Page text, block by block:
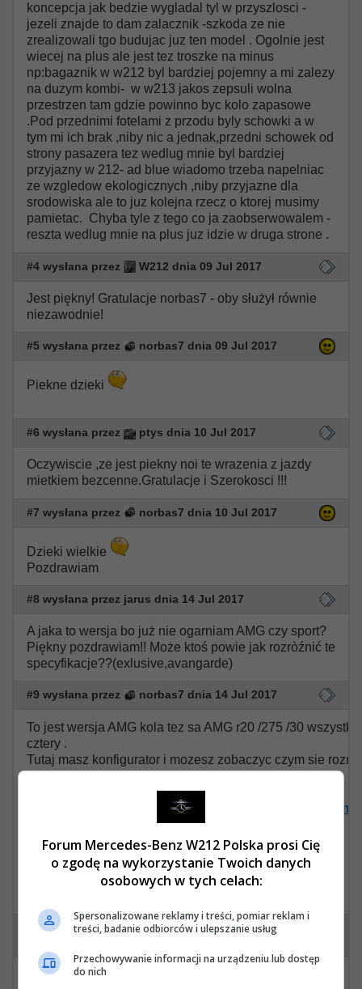
koncepcja jak bedzie wygladal tyl w przyszlosci -
jezeli znajde to dam zalacznik -szkoda ze nie
zrealizowali tgo budujac juz ten model . Ogolnie jest
wiecej na plus ale jest tez troszke na minus
np:bagaznik w w212 byl bardziej pojemny a mi zalezy
na duzym kombi- w w213 jakos zepsuli wolna
przestrzen tam gdzie powinno byc kolo zapasowe
.Pod przednimi fotelami z przodu byly schowki a w
tym mi ich brak ,niby nic a jednak,przedni schowek od
strony pasazera tez wedlug mnie byl bardziej
przyjazny w 212- ad blue wiadomo trzeba napelniac
ze wzgledow ekologicznych ,niby przyjazne dla
srodowiska ale to juz kolejna rzecz o ktorej musimy
pamietac. Chyba tyle z tego co ja zaobserwowalem -
reszta wedlug mnie na plus juz idzie w druga strone .
#4 wysłana przez W212 dnia 09 Jul 2017
Jest piękny! Gratulacje norbas7 - oby służył równie
niezawodnie!
#5 wysłana przez norbas7 dnia 09 Jul 2017
Piekne dzieki
#6 wysłana przez ptys dnia 10 Jul 2017
Oczywiscie ,ze jest piekny noi te wrazenia z jazdy
mietkiem bezcenne.Gratulacje i Szerokosci !!!
#7 wysłana przez norbas7 dnia 10 Jul 2017
Dzieki wielkie
Pozdrawiam
#8 wysłana przez jarus dnia 14 Jul 2017
A jaka to wersja bo już nie ogarniam AMG czy sport?
Piękny pozdrawiam!! Może ktoś powie jak rozròźnić te
specyfikacje??(exlusive,avangarde)
#9 wysłana przez norbas7 dnia 14 Jul 2017
To jest wersja AMG kola tez sa AMG r20 /275 /30 wszystkie
cztery .
Tutaj masz konfigurator i mozesz zobaczyc czym sie
https://configurator.mercedes-
benz.com/konfigurator/pl/pl/klasa-e/limuzyna?
Pozdrawiam i dzieki za mile slowa
#10 wysłana przez mariano-italiano dnia 21 Feb 2018
Miło, że na forum nie będę sam z 213, witaj!
Forum Mercedes-Benz W212 Polska prosi Cię
o zgodę na wykorzystanie Twoich danych
osobowych w tych celach:
Spersonalizowane reklamy i treści, pomiar reklam i
treści, badanie odbiorców i ulepszanie usług
Przechowywanie informacji na urządzeniu lub dostęp
do nich